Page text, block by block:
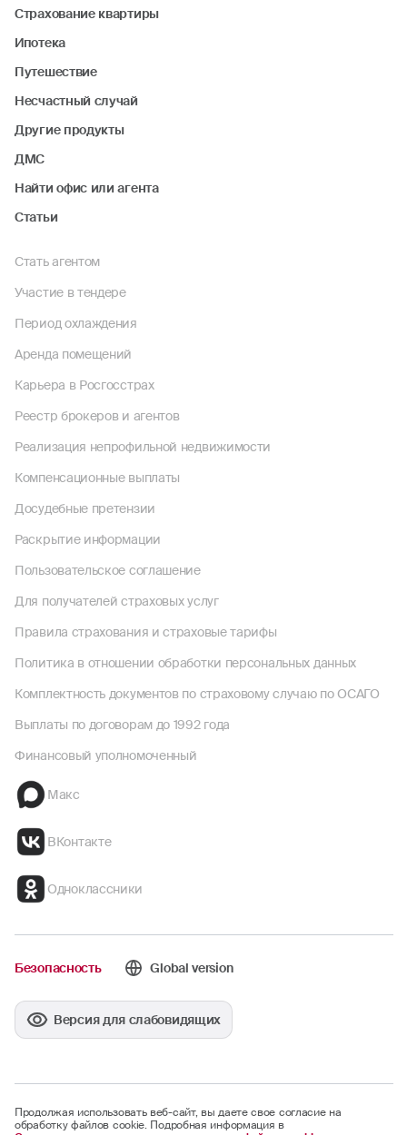
Страхование квартиры
Ипотека
Путешествие
Несчастный случай
Другие продукты
ДМС
Найти офис или агента
Статьи
Стать агентом
Участие в тендере
Период охлаждения
Аренда помещений
Карьера в Росгосстрах
Реестр брокеров и агентов
Реализация непрофильной недвижимости
Компенсационные выплаты
Досудебные претензии
Раскрытие информации
Пользовательское соглашение
Для получателей страховых услуг
Правила страхования и страховые тарифы
Политика в отношении обработки персональных данных
Комплектность документов по страховому случаю по ОСАГО
Выплаты по договорам до 1992 года
Финансовый уполномоченный
Макс
ВКонтакте
Одноклассники
Безопасность Global version
Версия для слабовидящих
Продолжая использовать веб-сайт, вы даете свое согласие на
обработку файлов cookie. Подробная информация в